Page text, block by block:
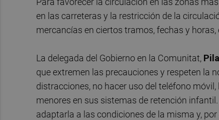
en las carreteras y la restricción de la
mercancías en ciertos tramos, fechas y
La delegada del Gobierno en la Comunitat,
que extremen las precauciones y respeten la
distracciones, no hacer uso del teléfono
menores en sus sistemas de retención
adaptarla a las condiciones de la misma y,